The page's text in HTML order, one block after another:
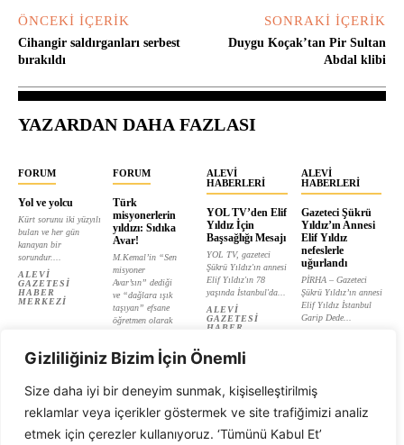
Gizliliğiniz Bizim İçin Önemli
Size daha iyi bir deneyim sunmak, kişiselleştirilmiş
reklamlar veya içerikler göstermek ve site trafiğimizi analiz
etmek için çerezler kullanıyoruz. ‘Tümünü Kabul Et’
ÖNCEKI İÇERIK
Cihangir saldırganları serbest
bırakıldı
SONRAKI İÇERIK
Duygu Koçak’tan Pir Sultan
Abdal klibi
YAZARDAN DAHA FAZLASI
FORUM
Yol ve yolcu
Kürt sorunu iki yüzyılı
bulan ve her gün
kanayan bir
sorundur....
ALEVI
GAZETESI
HABER
MERKEZI
FORUM
Türk
misyonerlerin
yıldızı: Sıdıka
Avar!
M.Kemal’in “Sen
misyoner
Avar’sın” dediği
ve “dağlara ışık
taşıyan” efsane
öğretmen olarak
ALEVI
GAZETESI
ALEVI
HABERLERI
YOL TV’den Elif
Yıldız İçin
Başsağlığı Mesajı
YOL TV, gazeteci
Şükrü Yıldız'ın annesi
Elif Yıldız'ın 78
yaşında İstanbul'da...
ALEVI
GAZETESI
HABER
ALEVI
HABERLERI
Gazeteci Şükrü
Yıldız’ın Annesi
Elif Yıldız
nefeslerle
uğurlandı
PİRHA – Gazeteci
Şükrü Yıldız’ın annesi
Elif Yıldız İstanbul
Garip Dede...